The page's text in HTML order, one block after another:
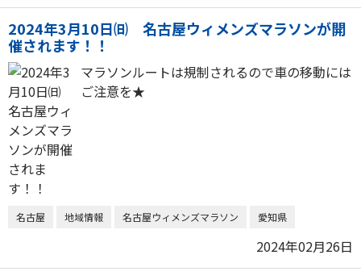
2024年3月10日㈰ 名古屋ウィメンズマラソンが開
催されます！！
マラソンルートは規制されるので車の移動には
ご注意を★
名古屋 地域情報 名古屋ウィメンズマラソン 愛知県
2024年02月26日